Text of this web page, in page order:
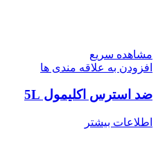
مشاهده سریع
افزودن به علاقه مندی ها
ضد استرس اکلیمول 5L
اطلاعات بیشتر